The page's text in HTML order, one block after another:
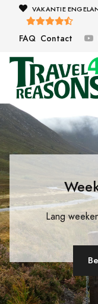
VAKANTIE
FAQ Contact
Lang